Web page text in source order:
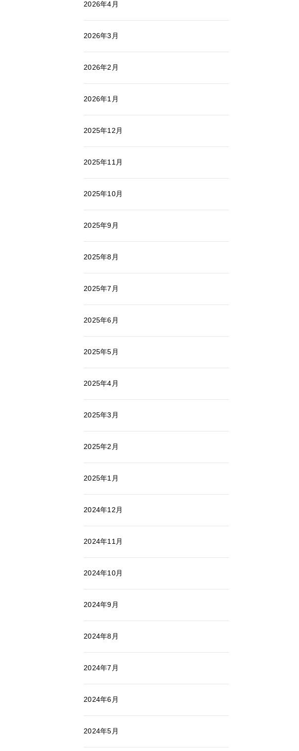
2026年4月
2026年3月
2026年2月
2026年1月
2025年12月
2025年11月
2025年10月
2025年9月
2025年8月
2025年7月
2025年6月
2025年5月
2025年4月
2025年3月
2025年2月
2025年1月
2024年12月
2024年11月
2024年10月
2024年9月
2024年8月
2024年7月
2024年6月
2024年5月